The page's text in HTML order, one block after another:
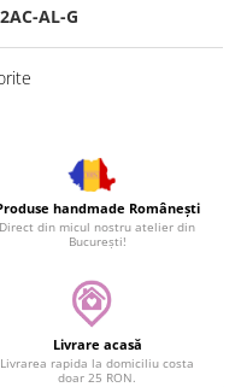
AL-G
handmade Românești
Direct din micul nostru atelier din
București!
Livrare acasă
Livrarea rapida la domiciliu costa
doar 25 RON.